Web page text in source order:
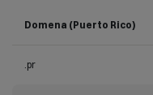
Domena (Puerto Rico)
.pr